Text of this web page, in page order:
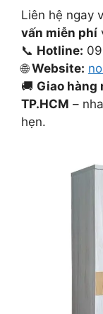
Liên hệ ngay
vấn miễn phí
📞 Hotline:
🌐Website:
🚚 Giao hàng
TP.HCM –
hẹn.